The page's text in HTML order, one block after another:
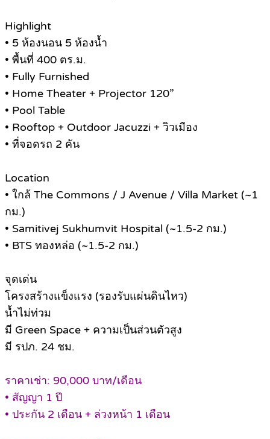
Highlight
• 5 ห้องนอน 5 ห้องน้ำ
• พื้นที่ 400 ตร.ม.
• Fully Furnished
• Home Theater + Projector 120”
• Pool Table
• Rooftop + Outdoor Jacuzzi + วิวเมือง
• ที่จอดรถ 2 คัน
Location
• ใกล้ The Commons / J Avenue / Villa Market (~1
กม.)
• Samitivej Sukhumvit Hospital (~1.5-2 กม.)
• BTS ทองหล่อ (~1.5-2 กม.)
จุดเด่น
โครงสร้างแข็งแรง (รองรับแผ่นดินไหว)
น้ำไม่ท่วม
มี Green Space + ความเป็นส่วนตัวสูง
มี รปภ. 24 ชม.
ราคาเช่า: 90,000 บาท/เดือน
• สัญญา 1 ปี
• ประกัน 2 เดือน + ล่วงหน้า 1 เดือน